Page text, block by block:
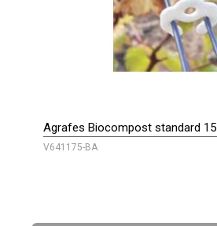
Agrafes Biocompost standard 15
V641175-BA